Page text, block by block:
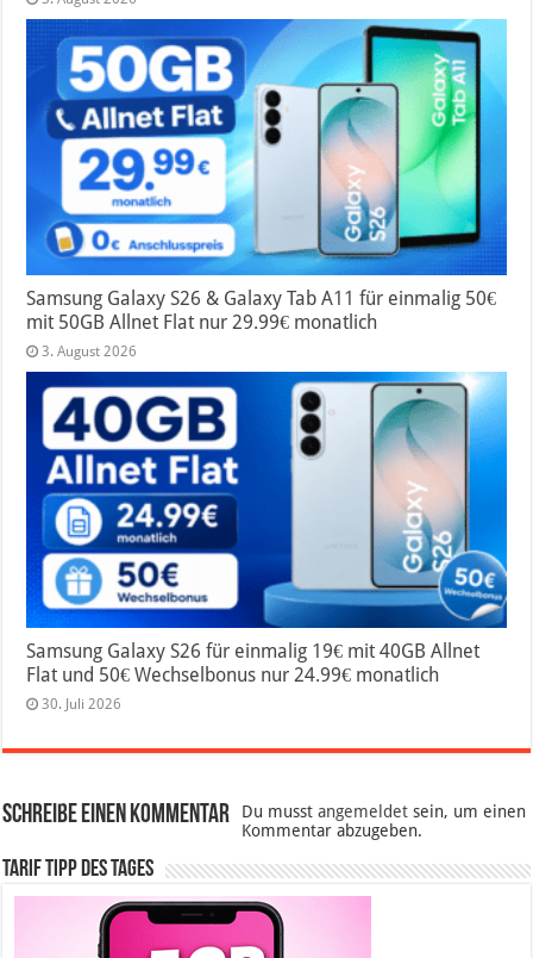
Samsung Galaxy S26 & Galaxy Tab A11 für einmalig 50€
mit 50GB Allnet Flat nur 29.99€ monatlich
3. August 2026
Samsung Galaxy S26 für einmalig 19€ mit 40GB Allnet
Flat und 50€ Wechselbonus nur 24.99€ monatlich
30. Juli 2026
Schreibe einen Kommentar Du musstangemeldet sein, um einen
Kommentar abzugeben.
Tarif Tipp des Tages